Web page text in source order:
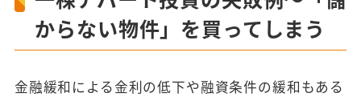
からない物件」を買ってしまう
金融緩和による金利の低下や融資条件の緩和もある